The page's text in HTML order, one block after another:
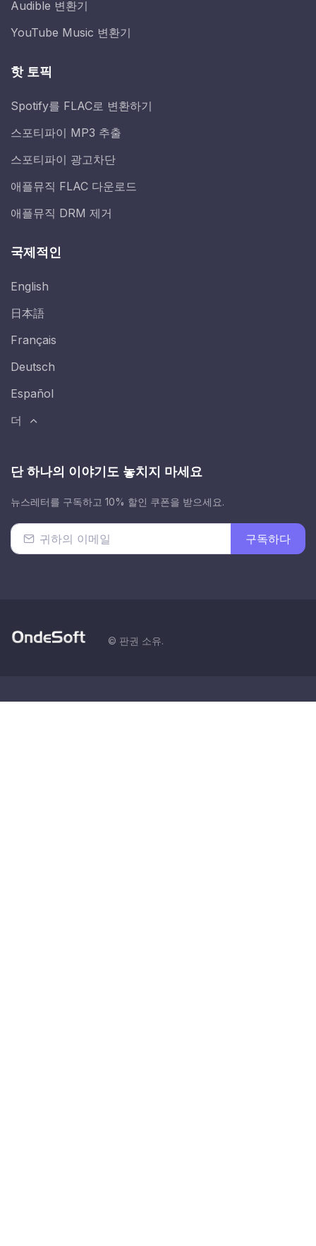
Audible 변환기
YouTube Music 변환기
핫 토픽
Spotify를 FLAC로 변환하기
스포티파이 MP3 추출
스포티파이 광고차단
애플뮤직 FLAC 다운로드
애플뮤직 DRM 제거
국제적인
English
日本語
Français
Deutsch
Español
더
단 하나의 이야기도 놓치지 마세요
뉴스레터를 구독하고 10% 할인 쿠폰을 받으세요.
구독하다
© 판권 소유.